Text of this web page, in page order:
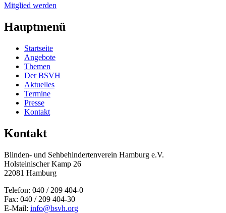
Mitglied werden
Hauptmenü
Startseite
Angebote
Themen
Der BSVH
Aktuelles
Termine
Presse
Kontakt
Kontakt
Blinden- und Sehbehinderten­verein Hamburg e.V.
Holsteinischer Kamp 26
22081 Hamburg
Telefon: 040 / 209 404-0
Fax: 040 / 209 404-30
E-Mail: info@bsvh.org